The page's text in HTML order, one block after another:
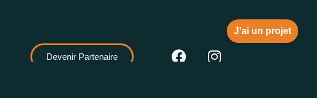
J'ai un projet
Devenir Partenaire